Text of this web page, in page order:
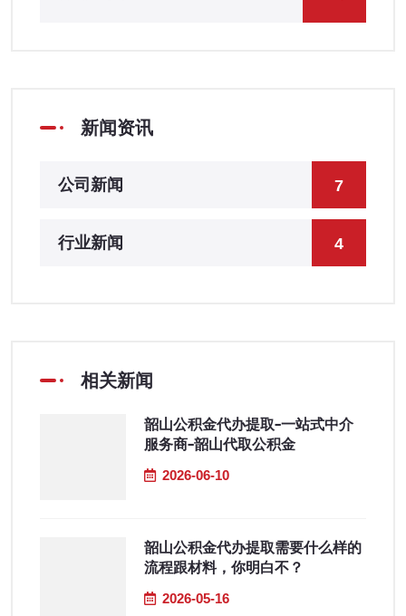
新闻资讯
公司新闻 7
行业新闻 4
相关新闻
韶山公积金代办提取-一站式中介
服务商-韶山代取公积金
2026-06-10
韶山公积金代办提取需要什么样的
流程跟材料，你明白不？
2026-05-16